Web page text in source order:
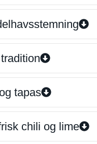
tapas
chili og lime